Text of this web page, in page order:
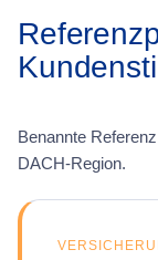
Benannte
DACH-Region.